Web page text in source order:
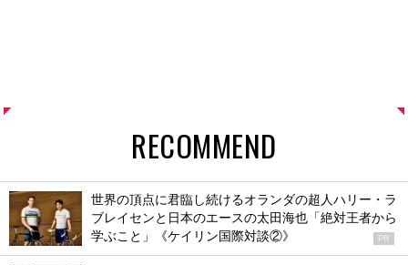
RECOMMEND
世界の頂点に君臨し続けるオランダの超人ハリー・ラ
ブレイセンと日本のエースの太田海也「絶対王者から
学ぶこと」《ケイリン国際対談②》
PR